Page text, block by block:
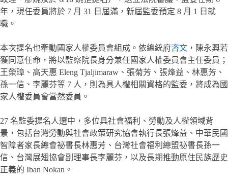
年，現任委員將於 7 月 31 日屆滿，新屆監委預定 8 月 1 日就
職。
本次提名也牽動國家人權委員會組成。依總統府咨文 ，陳永興若
獲同意任命，將以監察院長身分兼任國家人權委員會主任委員；
王榮璋、高天惠 Eleng Tjaljimaraw、張菊芳、張烽益、林惠芳、
孫一信、李麗芬等 7 人，則為具人權相關資格的監委，將成為國
家人權委員會當然委員。
27 名監委提名人選中，多位具社會福利、勞動及人權領域背
景，包括台灣勞動與社會政策研究協會執行長張烽益、中華民國
智障者家長總會祕書長林惠芳、台灣社會福利總盟祕書長孫一
信、台灣展翅協會副理事長李麗芬，以及長期推動原住民族歷史
正義的 Iban Nokan。